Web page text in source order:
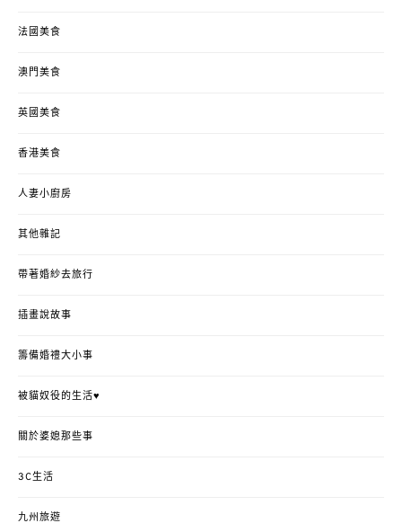
法國美食
澳門美食
英國美食
香港美食
人妻小廚房
其他雜記
帶著婚紗去旅行
插畫說故事
籌備婚禮大小事
被貓奴役的生活♥
關於婆媳那些事
3C生活
九州旅遊